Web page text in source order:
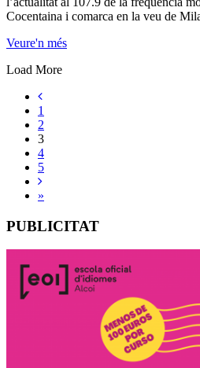
Cocentaina i comarca en la veu de
Veure'n més
Load More
1
2
3
4
5
»
PUBLICITAT